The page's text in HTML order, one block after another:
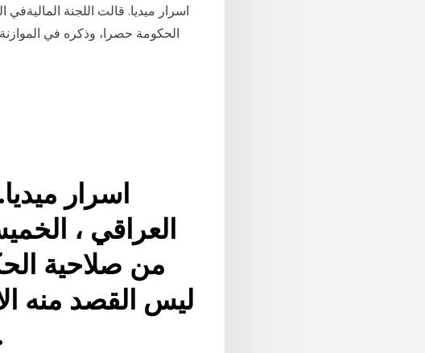
اسرار ميديا. قالت اللجنة
الحكومة حصرا، وذكره في
اسرار
العراقي ،
من صلاحية
ليس القصد منه
حساب